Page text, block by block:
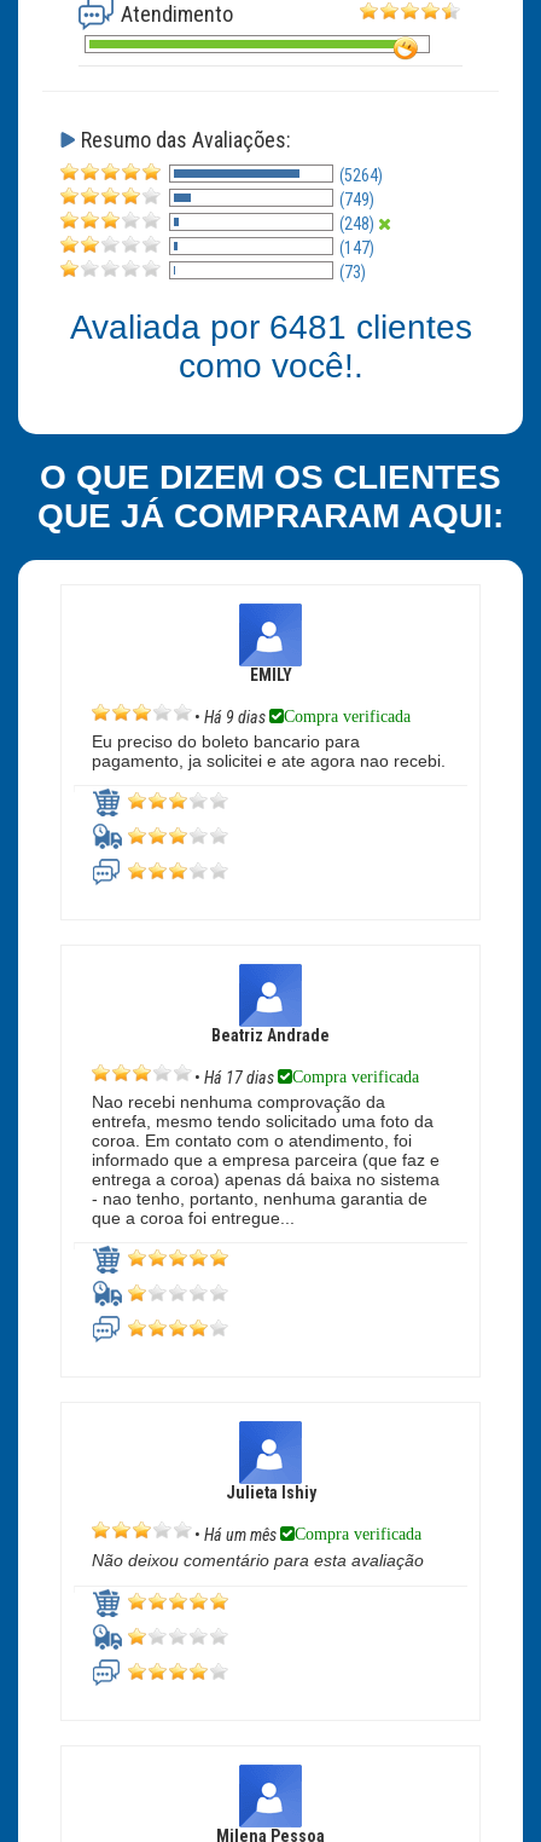
Atendimento
Resumo das Avaliações:
(5264)
(749)
(248)
(147)
(73)
Avaliada por 6481 clientes
como você!.
O QUE DIZEM OS CLIENTES
QUE JÁ COMPRARAM AQUI:
EMILY
• Há 9 dias Compra verificada
Eu preciso do boleto bancario para
pagamento, ja solicitei e ate agora nao recebi.
Beatriz Andrade
• Há 17 dias Compra verificada
Nao recebi nenhuma comprovação da
entrefa, mesmo tendo solicitado uma foto da
coroa. Em contato com o atendimento, foi
informado que a empresa parceira (que faz e
entrega a coroa) apenas dá baixa no sistema
- nao tenho, portanto, nenhuma garantia de
que a coroa foi entregue...
Julieta Ishiy
• Há um mês Compra verificada
Não deixou comentário para esta avaliação
Milena Pessoa